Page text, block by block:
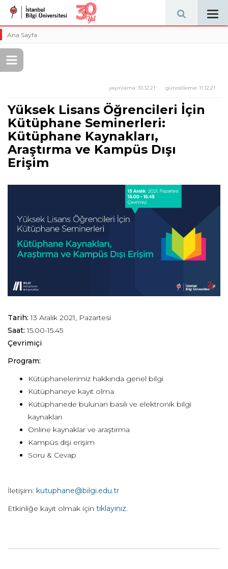
Ana Sayfa
güncelleme: 11.12.21
yayınlama: 10.12.21
Yüksek Lisans Öğrencileri İçin
Kütüphane Seminerleri:
Kütüphane Kaynakları,
Araştırma ve Kampüs Dışı
Erişim
Tarih: 13 Aralık 2021, Pazartesi
Saat: 15.00-15.45
Çevrimiçi
Program:
Kütüphanelerimiz hakkında genel bilgi
Kütüphaneye kayıt olma
Kütüphanede bulunan basılı ve elektronik bilgi
kaynakları
Online kaynaklar ve araştırma
Kampüs dışı erişim
Soru & Cevap
İletişim: kutuphane@bilgi.edu.tr
Etkinliğe kayıt olmak için tıklayınız.